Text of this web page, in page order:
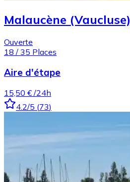
Malaucène (Vaucluse)
Ouverte
18 / 35 Places
Aire d'étape
15,50 € /24h
4.2/5 (73)